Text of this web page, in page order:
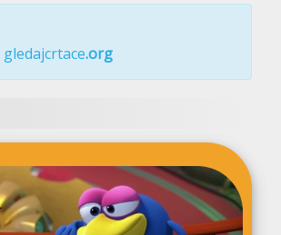
gledajcrtace.org